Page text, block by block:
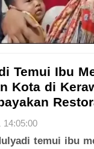
Temui Ibu
Kota di
temui ibu